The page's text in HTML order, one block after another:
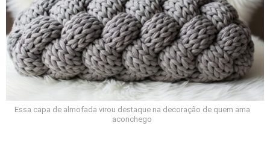
Essa capa de almofada virou destaque na decoração de quem ama
aconchego